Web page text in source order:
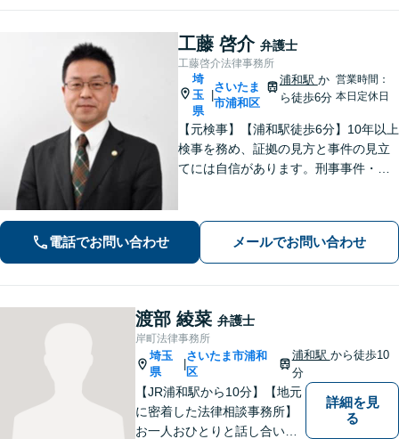
工藤 啓介 弁護士
工藤啓介法律事務所
埼
玉
県
|
さいたま
市浦和区
浦和駅 か
ら徒歩6分
営業時間：
本日定休日
【元検事】【浦和駅徒歩6分】10年以上
検事を務め、証拠の見方と事件の見立
てには自信があります。刑事事件・離
わせ下さい。
電話でお問い合わせ メールでお問い合わせ
渡部 綾菜 弁護士
岸町法律事務所
埼玉
県
|
さいたま市浦和
区
浦和駅 から徒歩10
分
【JR浦和駅から10分】【地元
に密着した法律相談事務所】
お一人おひとりと話し合い、
詳細を見
る